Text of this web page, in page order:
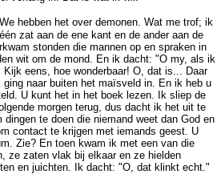
hebben het over demonen. Wat me trof; ik
zat aan de ene kant en de ander aan de
stonden die mannen op en spraken in
wit om de mond. En ik dacht: "O my, als ik
eens, hoe wonderbaar! O, dat is... Daar
ging naar buiten het maïsveld in. En ik heb u
U kunt het in het boek lezen. Ik sliep de
morgen terug, dus dacht ik het uit te
te doen die niemand weet dan God en
contact te krijgen met iemands geest. U
Zie? En toen kwam ik met een van die
ze zaten vlak bij elkaar en ze hielden
en juichten. Ik dacht: "O, dat klinkt echt."